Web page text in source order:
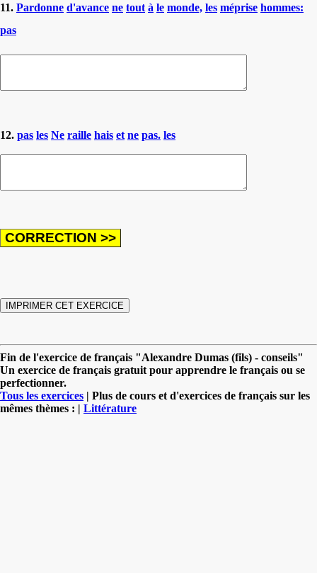
11. Pardonne d'avance ne tout à le monde, les méprise hommes:
pas
12. pas les Ne raille hais et ne pas. les
Fin de l'exercice de français "Alexandre Dumas (fils) - conseils"
Un exercice de français gratuit pour apprendre le français ou se
perfectionner.
Tous les exercices | Plus de cours et d'exercices de français sur les
mêmes thèmes : | Littérature